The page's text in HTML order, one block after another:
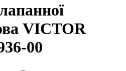
VICTOR
00